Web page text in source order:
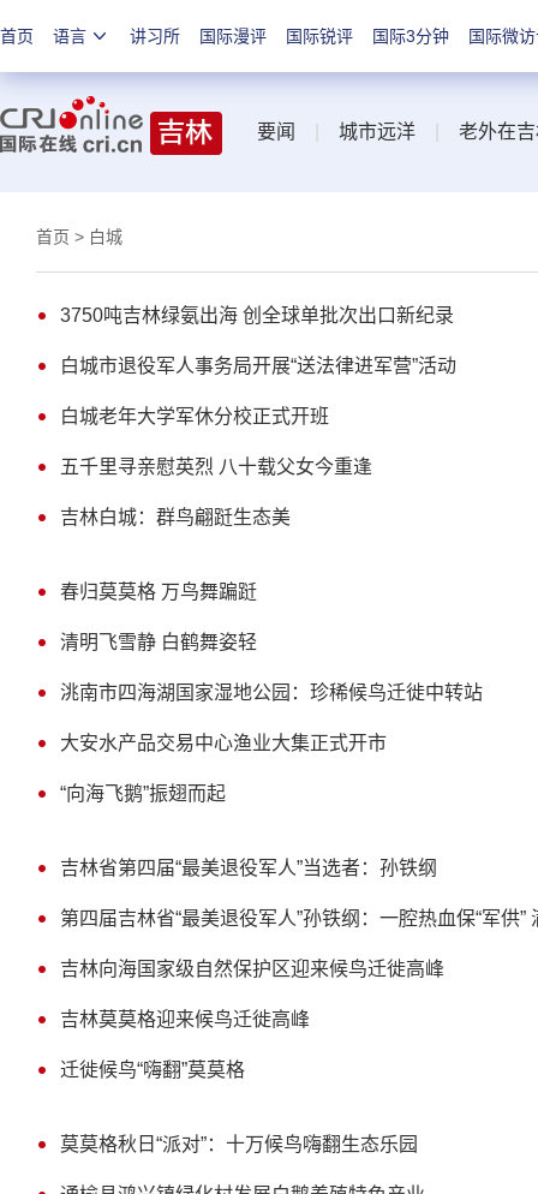
首页 语言 讲习所 国际漫评 国际锐评 国际3分钟 国际微
要闻 城市远洋 老外在
首页 > 白城
3750吨吉林绿氨出海 创全球单批次出口新纪录
白城市退役军人事务局开展“送法律进军营”活动
白城老年大学军休分校正式开班
五千里寻亲慰英烈 八十载父女今重逢
吉林白城：群鸟翩跹生态美
春归莫莫格 万鸟舞蹁跹
清明飞雪静 白鹤舞姿轻
洮南市四海湖国家湿地公园：珍稀候鸟迁徙中转站
大安水产品交易中心渔业大集正式开市
“向海飞鹅”振翅而起
吉林省第四届“最美退役军人”当选者：孙铁纲
第四届吉林省“最美退役军人”孙铁纲：一腔热血保“军供”
吉林向海国家级自然保护区迎来候鸟迁徙高峰
吉林莫莫格迎来候鸟迁徙高峰
迁徙候鸟“嗨翻”莫莫格
莫莫格秋日“派对”：十万候鸟嗨翻生态乐园